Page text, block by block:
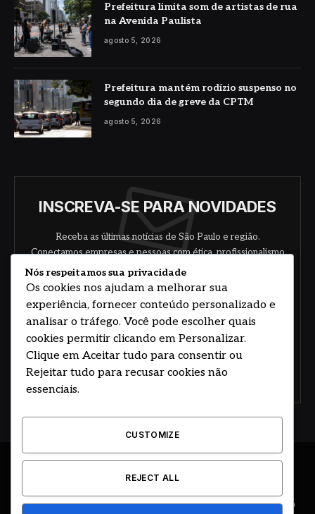
Prefeitura limita som de artistas de rua
na Avenida Paulista
agosto 5, 2026
Prefeitura mantém rodízio suspenso no
segundo dia de greve da CPTM
agosto 5, 2026
INSCREVA-SE PARA NOVIDADES
Receba as últimas notícias de São Paulo e região.
Conectamos empresas e pessoas com ética, profissionalismo
e responsabilidade.
Concorde com nossos termos e acordo de
© 2026 DESENVOLVIDO POR HOSTING PRIME BRASIL
ÚLTIMAS NOTÍCIAS DESTAQUES CIDADE E REGIÃO
Nós respeitamos sua privacidade
Os cookies nos ajudam a melhorar sua
experiência, fornecer conteúdo personalizado e
analisar o tráfego. Você pode escolher quais
cookies permitir clicando em Personalizar.
Clique em Aceitar tudo para consentir ou
Rejeitar tudo para recusar cookies não
essenciais.
CUSTOMIZE
REJECT ALL